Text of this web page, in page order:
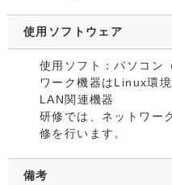
使用ソフトウェア
使用ソフト：パソコン
ワーク機器はLinux環
LAN関連機器
研修では、ネットワー
修を行います。
備考